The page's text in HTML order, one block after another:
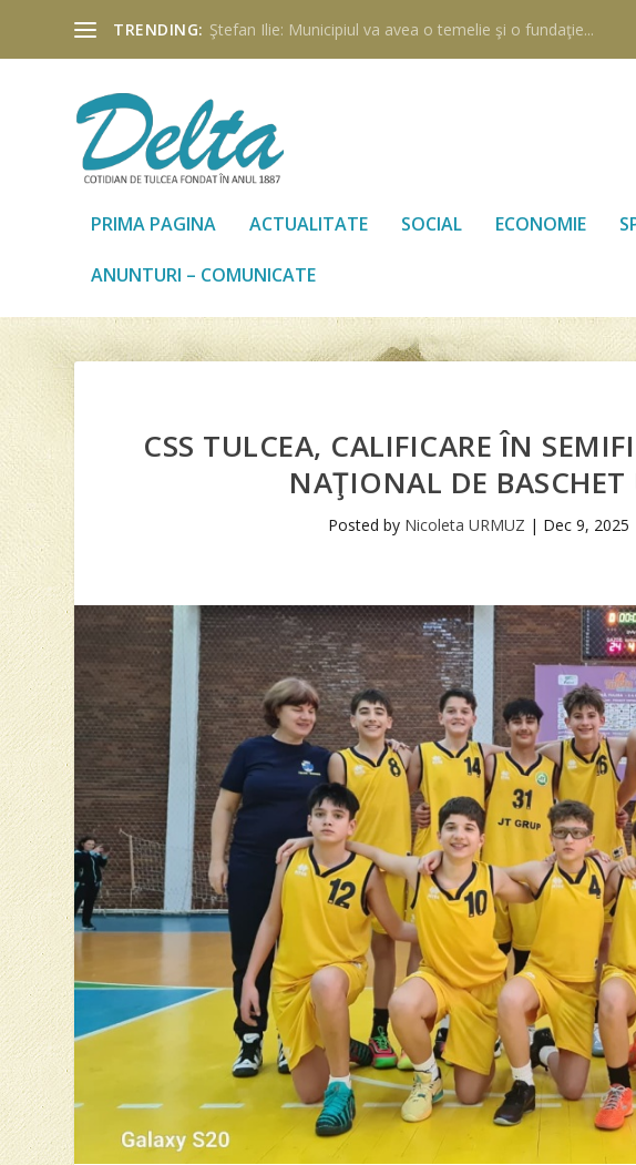
TRENDING: Ştefan Ilie: Municipiul va avea o temelie şi o fundaţie...
PRIMA PAGINA ACTUALITATE SOCIAL ECONOMIE
ANUNTURI – COMUNICATE
CSS TULCEA, CALIFICARE ÎN
NAŢIONAL DE
Posted by Nicoleta URMUZ | Dec 9, 2025